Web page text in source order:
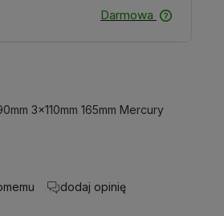
Darmowa
3x110mm 165mm Mercury
dodaj opinię